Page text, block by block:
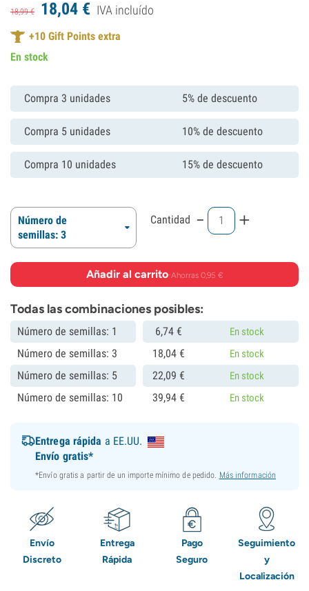
18,99€ 18,04 € IVA incluído
+10 Gift Points extra
En stock
Compra 3 unidades 5% de descuento
Compra 5 unidades 10% de descuento
Compra 10 unidades 15% de descuento
Número de
semillas: 3
Cantidad - +
Añadir al carrito·Ahorras 0,95 €
Todas las combinaciones posibles:
Número de semillas: 1 6,74 € En stock
Número de semillas: 3 18,04 € En stock
Número de semillas: 5 22,09 € En stock
Número de semillas: 10 39,94 € En stock
Entrega rápida a EE.UU.
Envío gratis*
*Envío gratis a partir de un importe mínimo de pedido. Más información
Envío
Discreto
Entrega
Rápida
Pago
Seguro
Seguimiento
y
Localización